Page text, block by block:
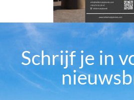
Schrijf je in